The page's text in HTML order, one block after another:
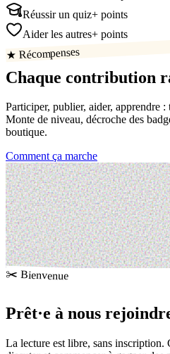
Réussir un quiz+ points
Aider les autres+ points
★ Récompenses
Chaque contribution
Participer, publier, aider, apprendre
Monte de niveau, décroche des
boutique.
Comment ça marche
✂️ Bienvenue
Prêt·e à nous
La lecture est libre, sans inscription.